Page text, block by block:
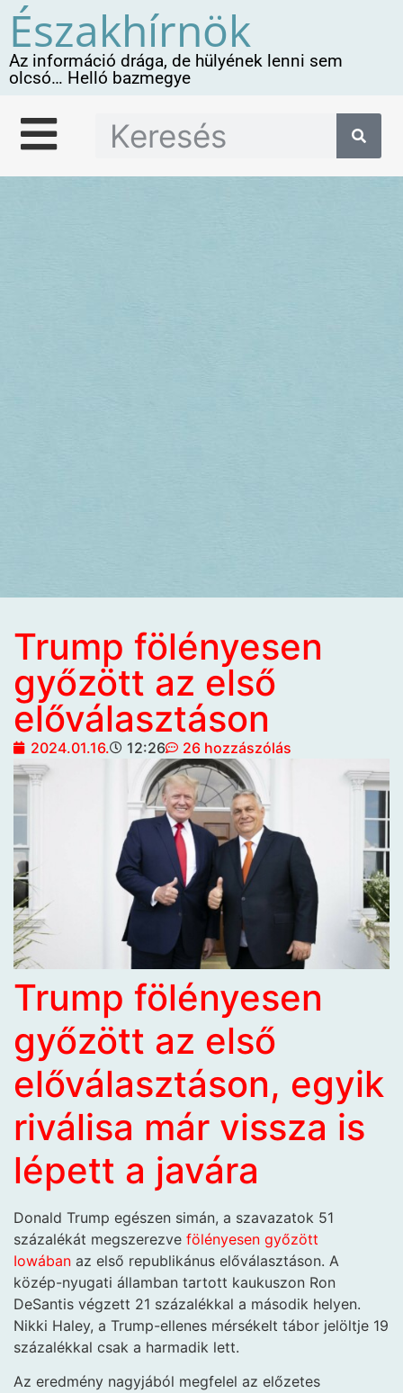
Északhírnök
Az információ drága, de hülyének lenni sem
olcsó… Helló bazmegye
Trump fölényesen
győzött az első
előválasztáson
2024.01.16. 12:26 26 hozzászólás
Trump fölényesen
győzött az első
előválasztáson, egyik
riválisa már vissza is
lépett a javára
Donald Trump egészen simán, a szavazatok 51
százalékát megszerezve fölényesen győzött
Iowában az első republikánus előválasztáson. A
közép-nyugati államban tartott kaukuszon Ron
DeSantis végzett 21 százalékkal a második helyen.
Nikki Haley, a Trump-ellenes mérsékelt tábor jelöltje 19
százalékkal csak a harmadik lett.
Az eredmény nagyjából megfelel az előzetes